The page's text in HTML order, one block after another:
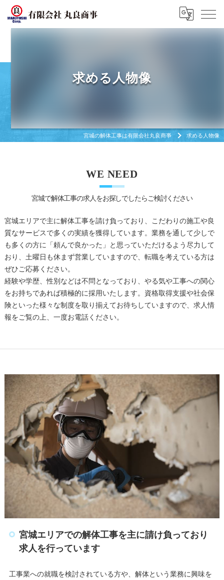
求める人物像
宮城の解体工事は有限会社丸良商亊 求める人物像
宮城で解体工事の求人をお探しでしたらご検討ください
WE NEED
宮城エリアで主に解体工事を請け負っており、こだわりの施工や良
質なサービスで多くの実績を獲得しています。業務を通して少しで
も多くの方に「頼んで良かった」と思っていただけるよう尽力して
おり、土曜日も休まず営業していますので、転職を考えている方は
ぜひご応募ください。
経験や学歴、性別などは不問となっており、やる気や工事への関心
をお持ちであれば積極的に採用いたします。資格取得支援や社会保
険といった様々な制度を取り揃えてお待ちしていますので、求人情
報をご覧の上、一度お電話ください。
宮城エリアでの解体工事を主に請け負っており
求人を行っています
工事業への就職を検討されている方や、解体という業務に興味を